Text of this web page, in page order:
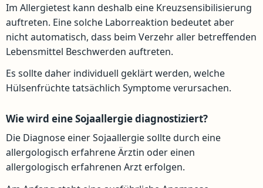
Im Allergietest kann deshalb eine Kreuzsensibilisierung
auftreten. Eine solche Laborreaktion bedeutet aber
nicht automatisch, dass beim Verzehr aller betreffenden
Lebensmittel Beschwerden auftreten.
Es sollte daher individuell geklärt werden, welche
Hülsenfrüchte tatsächlich Symptome verursachen.
Wie wird eine Sojaallergie diagnostiziert?
Die Diagnose einer Sojaallergie sollte durch eine
allergologisch erfahrene Ärztin oder einen
allergologisch erfahrenen Arzt erfolgen.